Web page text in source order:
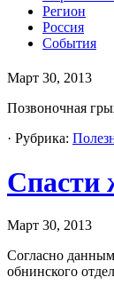
Регион
Россия
События
Март 30, 2013
Позвоночная
· Рубрика:
Спасти
Март 30, 2013
Согласно
обнинского